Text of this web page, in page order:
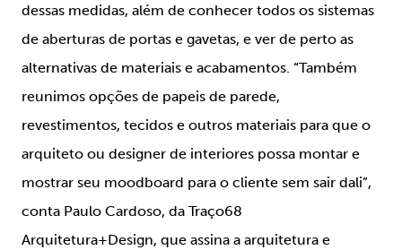
dessas medidas, além de conhecer todos os sistemas
de aberturas de portas e gavetas, e ver de perto as
alternativas de materiais e acabamentos. “Também
reunimos opções de papeis de parede,
revestimentos, tecidos e outros materiais para que o
arquiteto ou designer de interiores possa montar e
mostrar seu moodboard para o cliente sem sair dali”,
conta Paulo Cardoso, da Traço68
Arquitetura+Design, que assina a arquitetura e